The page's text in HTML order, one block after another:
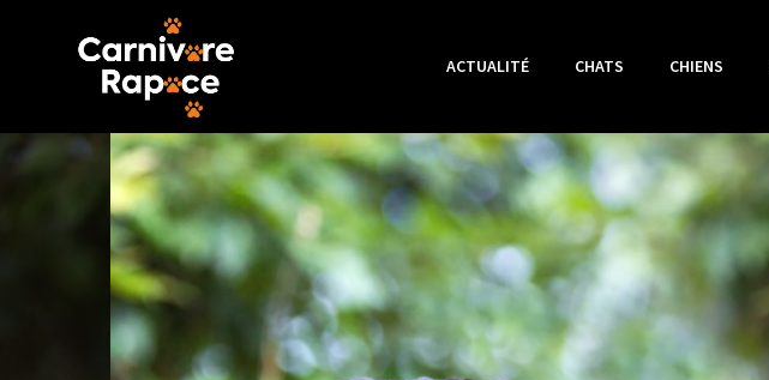
ACTUALITÉ CHATS CHIENS